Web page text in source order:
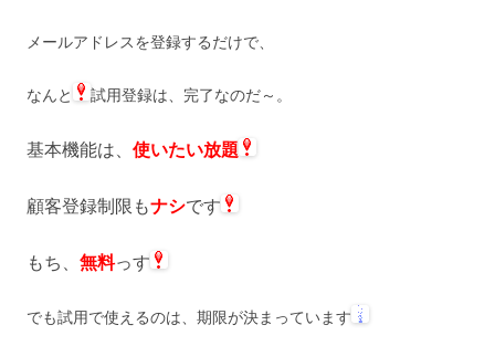
メールアドレスを登録するだけで、
なんと 試用登録は、完了なのだ～。
基本機能は、 使いたい放題
顧客登録制限もナシです
もち、 無料っす
でも試用で使えるのは、期限が決まっています